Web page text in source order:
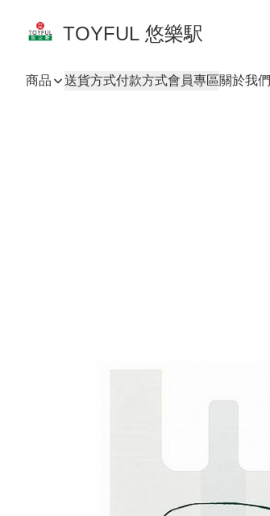
TOYFUL 悠樂駅
商品 送貨方式付款方式會員專區關於我們